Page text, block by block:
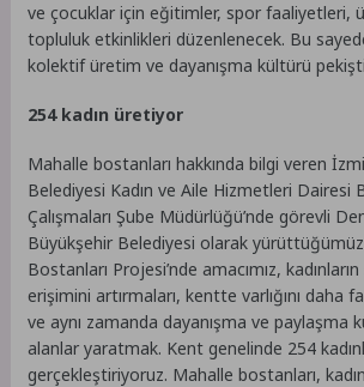
ve çocuklar için eğitimler, spor faaliyetleri,
topluluk etkinlikleri düzenlenecek. Bu
kolektif üretim ve dayanışma kültürü
254 kadın üretiyor
Mahalle bostanları hakkında bilgi veren
Belediyesi Kadın ve Aile Hizmetleri Dairesi
Çalışmaları Şube Müdürlüğü’nde görevli
Büyükşehir Belediyesi olarak
Bostanları Projesi’nde amacımız, kadınların
erişimini artırmaları, kentte varlığını daha
ve aynı zamanda dayanışma ve paylaşma
alanlar yaratmak. Kent genelinde 254
gerçekleştiriyoruz. Mahalle bostanları,